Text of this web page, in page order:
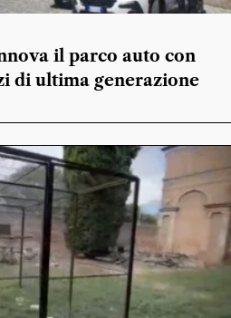
il parco auto con
di ultima generazione